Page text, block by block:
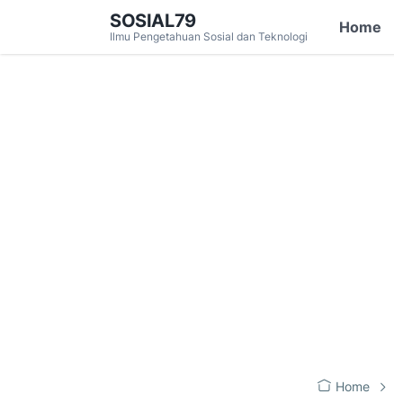
SOSIAL79
Ilmu Pengetahuan Sosial dan Teknologi
Home
Home